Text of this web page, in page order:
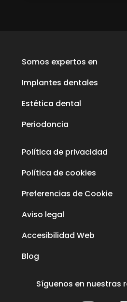
Somos expertos en
Implantes dentales
Estética dental
Periodoncia
Política de privacidad
Política de cookies
Preferencias de Cookie
Aviso legal
Accesibilidad Web
Blog
Síguenos en nuestras